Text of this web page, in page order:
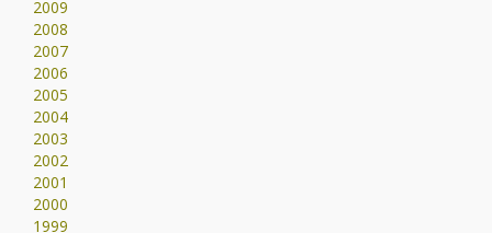
2009
2008
2007
2006
2005
2004
2003
2002
2001
2000
1999